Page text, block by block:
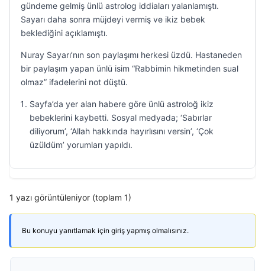
gündeme gelmiş ünlü astrolog iddiaları yalanlamıştı.
Sayarı daha sonra müjdeyi vermiş ve ikiz bebek
beklediğini açıklamıştı.
Nuray Sayarı’nın son paylaşımı herkesi üzdü. Hastaneden
bir paylaşım yapan ünlü isim “Rabbimin hikmetinden sual
olmaz” ifadelerini not düştü.
Sayfa’da yer alan habere göre ünlü astroloğ ikiz
bebeklerini kaybetti. Sosyal medyada; ‘Sabırlar
diliyorum’, ‘Allah hakkında hayırlısını versin’, ‘Çok
üzüldüm’ yorumları yapıldı.
1 yazı görüntüleniyor (toplam 1)
Bu konuyu yanıtlamak için giriş yapmış olmalısınız.